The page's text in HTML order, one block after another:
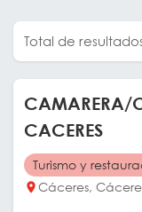
Total de
CAMARERA/
CACERES
Turismo y
Cáceres,